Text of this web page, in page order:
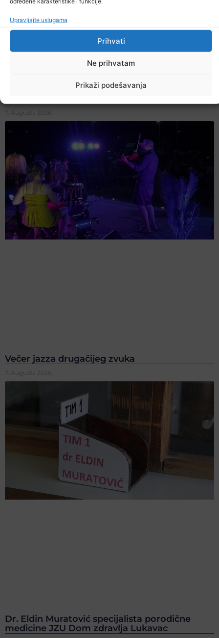
Upravljajte uslugama
Prihvati
Ne prihvatam
Prikaži podešavanja
7. Augusta 2026.
Večer jazza drugačijeg zvuka
7. Augusta 2026.
Dr. Eldin Muratović specijalista porodične
medicine JZU Dom zdravlja Lukavac